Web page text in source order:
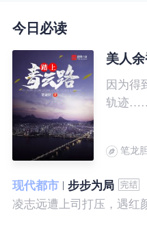
今日必读
美人
因为得
轨迹
笔龙
现代都市
步步为局